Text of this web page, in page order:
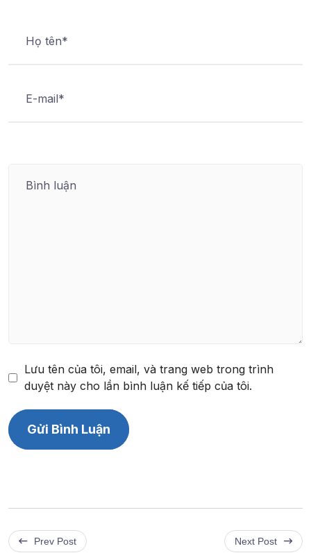
Lưu tên của tôi, email, và trang web trong trình
duyệt này cho lần bình luận kế tiếp của tôi.
Prev Post Next Post